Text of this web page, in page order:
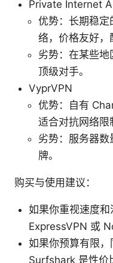
Private Internet
优势：长期稳定
络，价格友好，
劣势：在某些地
顶级对手。
VyprVPN
优势：自有
适合对抗网络限
劣势：服务器
牌。
购买与使用建议：
如果你重视速度
ExpressVPN 或
如果你预算有限，
Surfshark 是性价